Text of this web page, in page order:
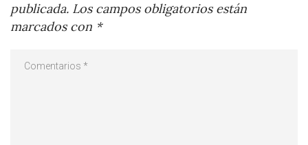
publicada. Los campos obligatorios están
marcados con *